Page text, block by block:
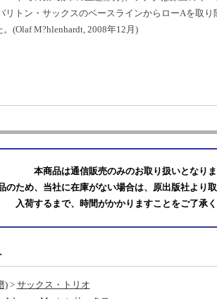
リトン・サックスのベースラインからローAを取
(Olaf M?hlenhardt, 2008年12月)
本商品は通信販売のみのお取り扱いとなりま
のため、当社に在庫がない場合は、原出版社より取
入荷するまで、時間がかかりますことをご了承く
)> サックス・トリオ